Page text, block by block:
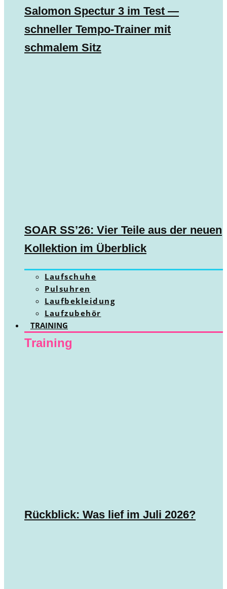
Salomon Spectur 3 im Test —
schneller Tempo-Trainer mit
schmalem Sitz
SOAR SS’26: Vier Teile aus der neuen
Kollektion im Überblick
Laufschuhe
Pulsuhren
Laufbekleidung
Laufzubehör
TRAINING
Training
Rückblick: Was lief im Juli 2026?